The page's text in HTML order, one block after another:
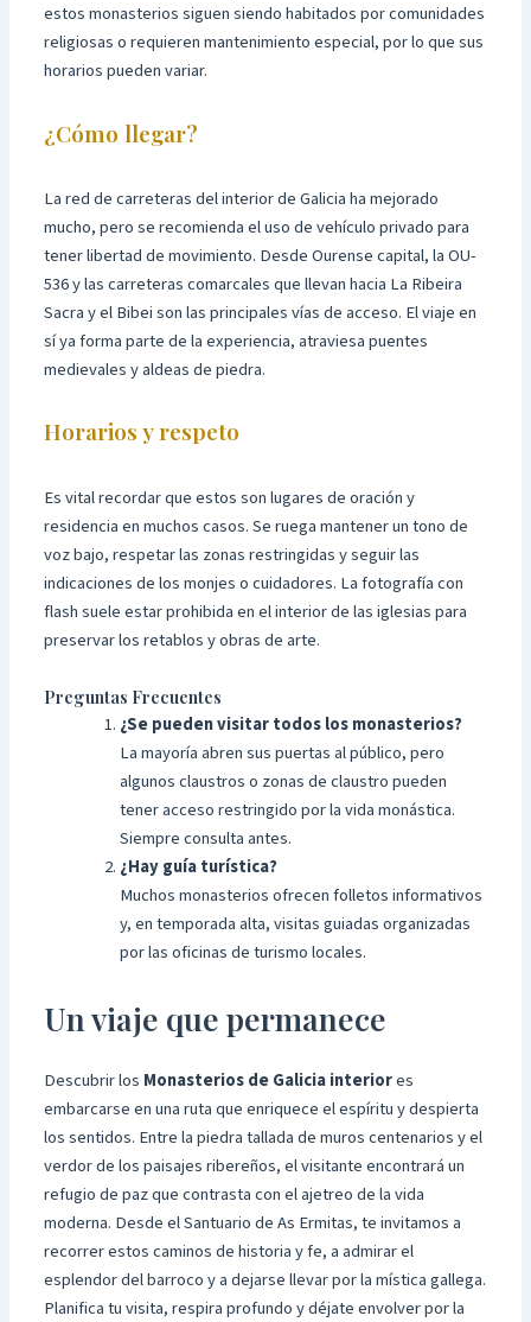
estos monasterios siguen siendo habitados por comunidades
religiosas o requieren mantenimiento especial, por lo que sus
horarios pueden variar.
¿Cómo llegar?
La red de carreteras del interior de Galicia ha mejorado
mucho, pero se recomienda el uso de vehículo privado para
tener libertad de movimiento. Desde Ourense capital, la OU-
536 y las carreteras comarcales que llevan hacia La Ribeira
Sacra y el Bibei son las principales vías de acceso. El viaje en
sí ya forma parte de la experiencia, atraviesa puentes
medievales y aldeas de piedra.
Horarios y respeto
Es vital recordar que estos son lugares de oración y
residencia en muchos casos. Se ruega mantener un tono de
voz bajo, respetar las zonas restringidas y seguir las
indicaciones de los monjes o cuidadores. La fotografía con
flash suele estar prohibida en el interior de las iglesias para
preservar los retablos y obras de arte.
Preguntas Frecuentes
¿Se pueden visitar todos los monasterios?
La mayoría abren sus puertas al público, pero
algunos claustros o zonas de claustro pueden
tener acceso restringido por la vida monástica.
Siempre consulta antes.
¿Hay guía turística?
Muchos monasterios ofrecen folletos informativos
y, en temporada alta, visitas guiadas organizadas
por las oficinas de turismo locales.
Un viaje que permanece
Descubrir los Monasterios de Galicia interiores
embarcarse en una ruta que enriquece el espíritu y despierta
los sentidos. Entre la piedra tallada de muros centenarios y el
verdor de los paisajes ribereños, el visitante encontrará un
refugio de paz que contrasta con el ajetreo de la vida
moderna. Desde el Santuario de As Ermitas, te invitamos a
recorrer estos caminos de historia y fe, a admirar el
esplendor del barroco y a dejarse llevar por la mística gallega.
Planifica tu visita, respira profundo y déjate envolver por la